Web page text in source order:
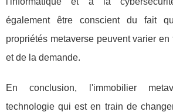
également être conscient du fait
propriétés metaverse peuvent varier
et de la demande.
En conclusion, l'immobilier
technologie qui est en train de